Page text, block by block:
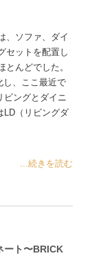
、ソファ、ダイ
セットを配置し
とんどでした。
し、ここ最近で
ビングとダイニ
LD（リビングダ
...続きを読む
ート〜BRICK